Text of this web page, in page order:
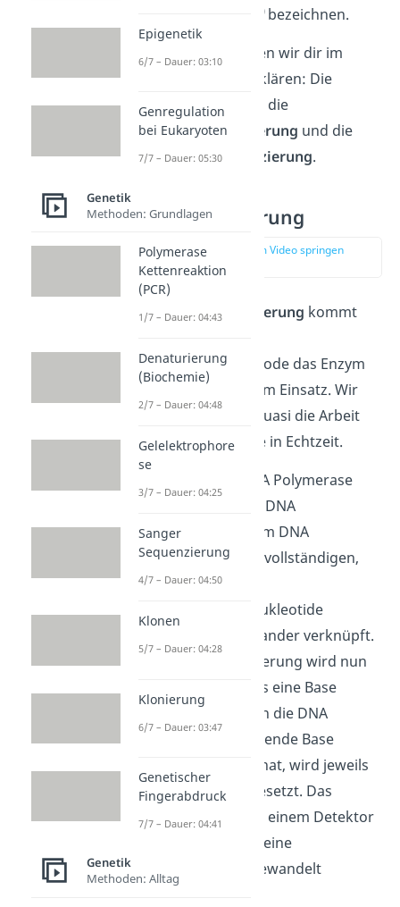
)bezeichnen.
Drei Verfahren wollen wir dir im
Folgenden näher erklären: Die
Pyrosequenzierung
, die
Halbleitersequenzierung und die
Nanoporen-Sequenzierung.
Pyrosequenzierung
zur Stelle im Video springen
(01:53)
In derPyrosequenzierung kommt
Kettenabbruchmethode das Enzym
DNA Polymerase
zum Einsatz. Wir
„beobachten“ hier quasi die Arbeit
der DNA Polymerase in Echtzeit.
Die Aufgabe der DNA Polymerase
besteht darin, einen DNA
Einzelstrang zu einem DNA
Doppelstrang zu vervollständigen,
indem sie passende
(komplementäre) Nukleotide
anlagert und miteinander verknüpft.
In der Pyrosequenzierung wird nun
nacheinander jeweils eine Base
hinzugegeben. Wenn die DNA
Polymerase die passende Base
erfolgreich einbaut hat, wird jeweils
ein Lichtsignal freigesetzt. Das
Lichtsignal kann von einem Detektor
aufgefangen und in eine
Basensequenz umgewandelt
Epigenetik
6/7 – Dauer: 03:10
Genregulation
bei Eukaryoten
7/7 – Dauer: 05:30
Genetik
Methoden: Grundlagen
Polymerase
Kettenreaktion
(PCR)
1/7 – Dauer: 04:43
Denaturierung
(Biochemie)
2/7 – Dauer: 04:48
Gelelektrophore
se
3/7 – Dauer: 04:25
Sanger
Sequenzierung
4/7 – Dauer: 04:50
Klonen
5/7 – Dauer: 04:28
Klonierung
6/7 – Dauer: 03:47
Genetischer
Fingerabdruck
7/7 – Dauer: 04:41
Genetik
Methoden: Alltag